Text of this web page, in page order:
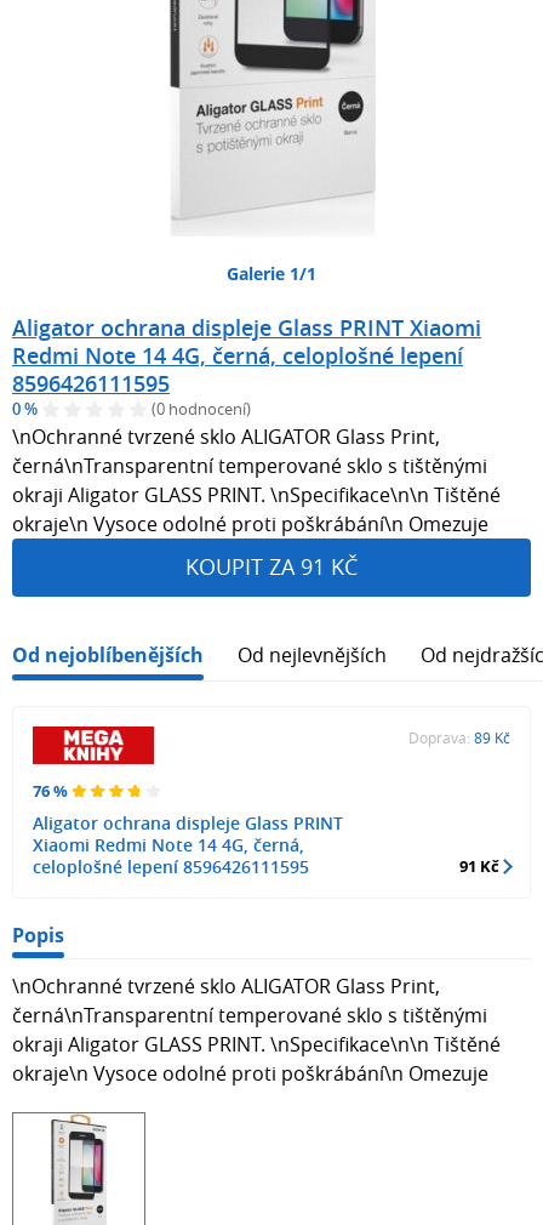
Galerie 1/1
Aligator ochrana displeje Glass PRINT Xiaomi
Redmi Note 14 4G, černá, celoplošné lepení
8596426111595
0 % (0 hodnocení)
\nOchranné tvrzené sklo ALIGATOR Glass Print,
černá\nTransparentní temperované sklo s tištěnými
okraji Aligator GLASS PRINT. \nSpecifikace\n\n Tištěné
okraje\n Vysoce odolné proti poškrábání\n Omezuje
KOUPIT ZA 91 KČ
Od nejoblíbenějších Od nejlevnějších Od
76 %
Aligator ochrana displeje Glass PRINT
Xiaomi Redmi Note 14 4G, černá,
celoplošné lepení 8596426111595
Doprava: 89 Kč
91 Kč
Popis
\nOchranné tvrzené sklo ALIGATOR Glass Print,
černá\nTransparentní temperované sklo s tištěnými
okraji Aligator GLASS PRINT. \nSpecifikace\n\n Tištěné
okraje\n Vysoce odolné proti poškrábání\n Omezuje